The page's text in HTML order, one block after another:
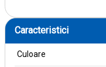
Caracteristici
Culoare